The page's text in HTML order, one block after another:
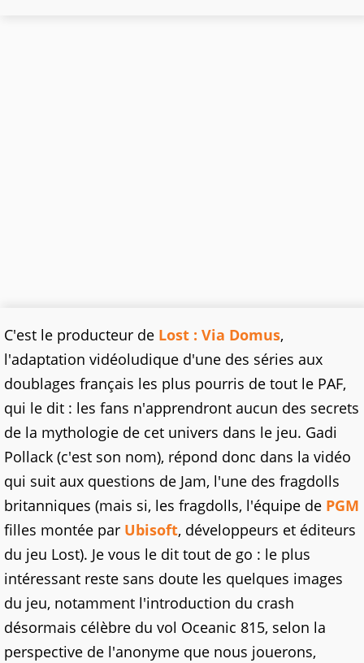
C'est le producteur de Lost : Via Domus,
l'adaptation vidéoludique d'une des séries aux
doublages français les plus pourris de tout le PAF,
qui le dit : les fans n'apprendront aucun des secrets
de la mythologie de cet univers dans le jeu. Gadi
Pollack (c'est son nom), répond donc dans la vidéo
qui suit aux questions de Jam, l'une des fragdolls
britanniques (mais si, les fragdolls, l'équipe de PGM
filles montée par Ubisoft, développeurs et éditeurs
du jeu Lost). Je vous le dit tout de go : le plus
intéressant reste sans doute les quelques images
du jeu, notamment l'introduction du crash
désormais célèbre du vol Oceanic 815, selon la
perspective de l'anonyme que nous jouerons,